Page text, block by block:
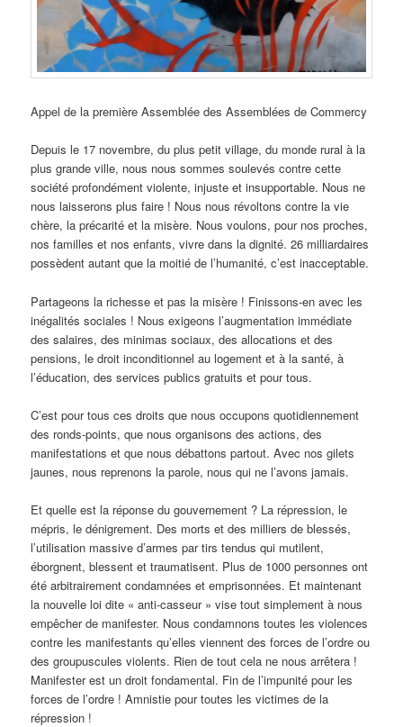
Appel de la première Assemblée des Assemblées de Commercy
Depuis le 17 novembre, du plus petit village, du monde rural à la
plus grande ville, nous nous sommes soulevés contre cette
société profondément violente, injuste et insupportable. Nous ne
nous laisserons plus faire ! Nous nous révoltons contre la vie
chère, la précarité et la misère. Nous voulons, pour nos proches,
nos familles et nos enfants, vivre dans la dignité. 26 milliardaires
possèdent autant que la moitié de l’humanité, c’est inacceptable.
Partageons la richesse et pas la misère ! Finissons-en avec les
inégalités sociales ! Nous exigeons l’augmentation immédiate
des salaires, des minimas sociaux, des allocations et des
pensions, le droit inconditionnel au logement et à la santé, à
l’éducation, des services publics gratuits et pour tous.
C’est pour tous ces droits que nous occupons quotidiennement
des ronds-points, que nous organisons des actions, des
manifestations et que nous débattons partout. Avec nos gilets
jaunes, nous reprenons la parole, nous qui ne l’avons jamais.
Et quelle est la réponse du gouvernement ? La répression, le
mépris, le dénigrement. Des morts et des milliers de blessés,
l’utilisation massive d’armes par tirs tendus qui mutilent,
éborgnent, blessent et traumatisent. Plus de 1000 personnes ont
été arbitrairement condamnées et emprisonnées. Et maintenant
la nouvelle loi dite « anti-casseur » vise tout simplement à nous
empêcher de manifester. Nous condamnons toutes les violences
contre les manifestants qu’elles viennent des forces de l’ordre ou
des groupuscules violents. Rien de tout cela ne nous arrêtera !
Manifester est un droit fondamental. Fin de l’impunité pour les
forces de l’ordre ! Amnistie pour toutes les victimes de la
répression !